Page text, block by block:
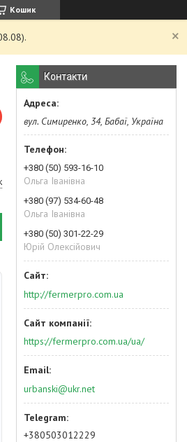
Кошик
Контакти
вул. Симиренко, 34, Бабаї, Україна
+380 (50) 593-16-10
Ольга Іванівна
+380 (97) 534-60-48
Ольга Іванівна
+380 (50) 301-22-29
Юрій Олексійович
http://fermerpro.com.ua
https://fermerpro.com.ua/ua/
urbanski@ukr.net
+380503012229